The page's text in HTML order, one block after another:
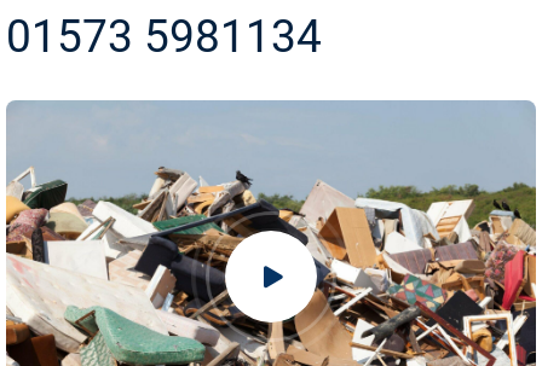
01573 5981134